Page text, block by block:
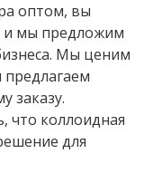
оптом, вы
и мы предложим
Мы ценим
заказу.
что коллоидная
для